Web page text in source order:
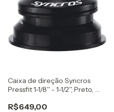
Caixa de direção Syncros
Pressfit 1-1/8'' - 1-1/2'', Preto,
R$649,00